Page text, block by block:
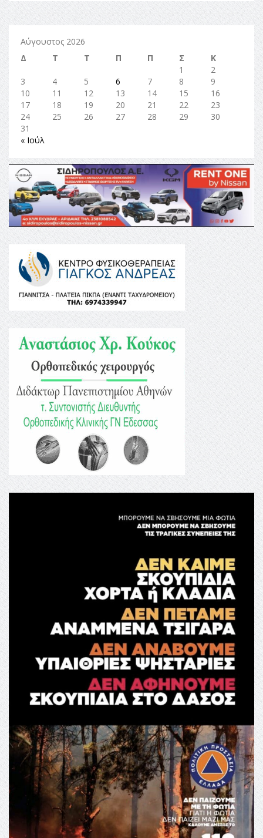
Αύγουστος 2026
Δ
Τ Τ Π Π Σ
Κ
1
2
3
4 5 6 7 8
9
10
11 12 13 14 15
16
17
18 19 20 21 22
23
24
25 26 27 28 29
30
31
« Ιούλ